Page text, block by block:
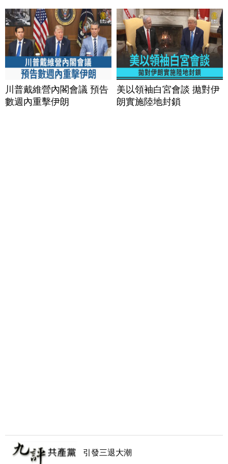
川普戴維營內閣會議 預告
數週內重擊伊朗
美以領袖白宮會談 拋對伊
朗實施陸地封鎖
引發三退大潮